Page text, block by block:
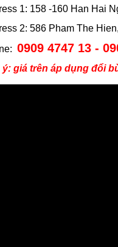
1: 158 -160 Han Hai
2: 586 Pham The
0909 4747 13 -
ý: giá trên áp dụng đổi